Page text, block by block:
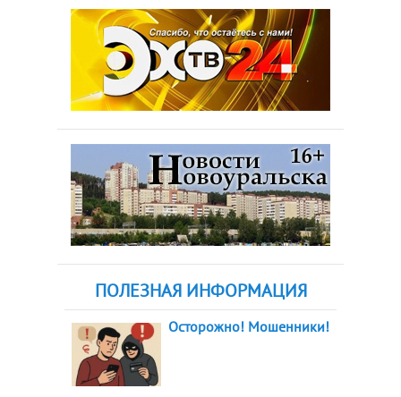
ПОЛЕЗНАЯ ИНФОРМАЦИЯ
Осторожно! Мошенники!